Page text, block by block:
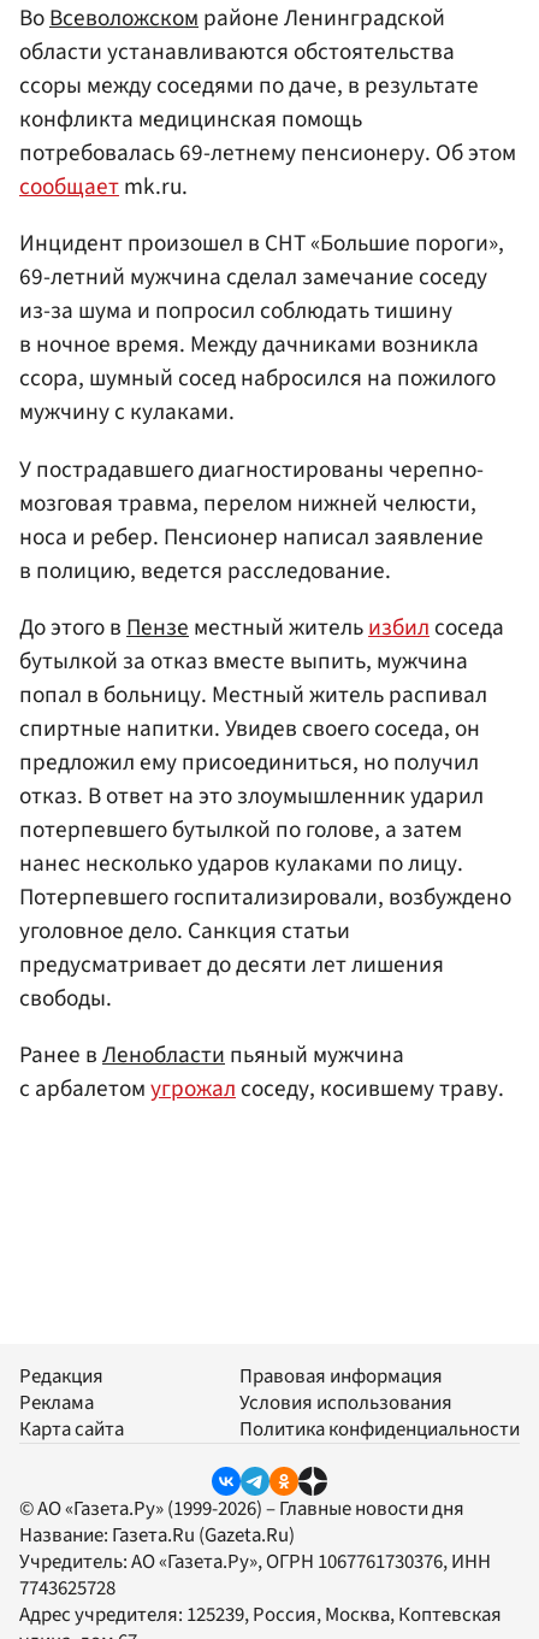
ВоВсеволожскомрайоне Ленинградской
области устанавливаются обстоятельства
ссоры между соседями по даче, в результате
конфликта медицинская помощь
потребовалась 69-летнему пенсионеру. Об этом
сообщаетmk.ru.
Инцидент произошел в СНТ «Большие пороги»,
69-летний мужчина сделал замечание соседу
из-за шума и попросил соблюдать тишину
в ночное время. Между дачниками возникла
ссора, шумный сосед набросился на пожилого
мужчину с кулаками.
У пострадавшего диагностированы черепно-
мозговая травма, перелом нижней челюсти,
носа и ребер. Пенсионер написал заявление
в полицию, ведется расследование.
До этого вПенземестный жительизбилсоседа
бутылкой за отказ вместе выпить, мужчина
попал в больницу. Местный житель распивал
спиртные напитки. Увидев своего соседа, он
предложил ему присоединиться, но получил
отказ. В ответ на это злоумышленник ударил
потерпевшего бутылкой по голове, а затем
нанес несколько ударов кулаками по лицу.
Потерпевшего госпитализировали, возбуждено
уголовное дело. Санкция статьи
предусматривает до десяти лет лишения
свободы.
Ранее вЛенобластипьяный мужчина
с арбалетомугрожалсоседу, косившему траву.
Редакция
Реклама
Карта сайта
Правовая информация
Условия использования
Политика конфиденциальности
© АО «Газета.Ру» (1999-2026) – Главные новости дня
Название: Газета.Ru (Gazeta.Ru)
Учредитель:АО «Газета.Ру», ОГРН 1067761730376, ИНН
7743625728
Адрес учредителя: 125239, Россия, Москва, Коптевская